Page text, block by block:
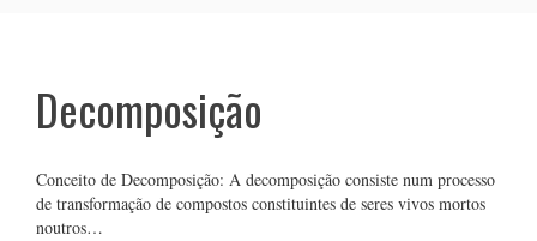
Decomposição
Conceito de Decomposição: A decomposição consiste num processo
de transformação de compostos constituintes de seres vivos mortos
noutros…